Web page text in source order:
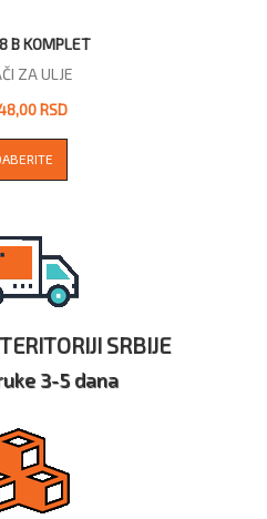
B KOMPLET
ZA ULJE
RSD
SRBIJE
3-5 dana